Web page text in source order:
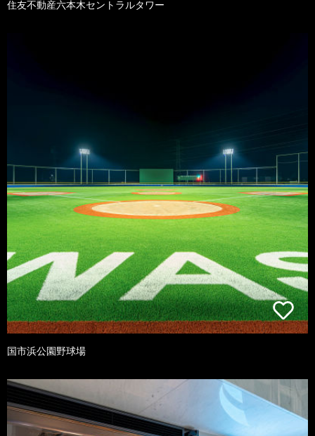
住友不動産六本木セントラルタワー
国市浜公園野球場